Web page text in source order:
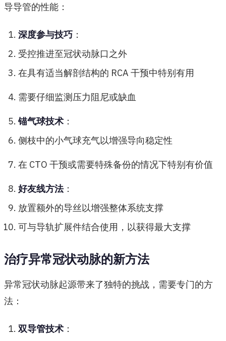
导导管的性能：
深度参与技巧 ：
受控推进至冠状动脉口之外
在具有适当解剖结构的 RCA 干预中特别有用
需要仔细监测压力阻尼或缺血
锚气球技术 ：
侧枝中的小气球充气以增强导向稳定性
在 CTO 干预或需要特殊备份的情况下特别有价值
好友线方法：
放置额外的导丝以增强整体系统支撑
可与导轨扩展件结合使用，以获得最大支撑
治疗异常冠状动脉的新方法
异常冠状动脉起源带来了独特的挑战，需要专门的方
法：
双导管技术 ：